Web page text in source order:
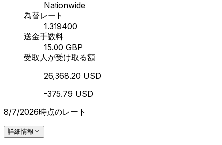
Nationwide
為替レート
1.319400
送金手数料
15.00 GBP
受取人が受け取る額
26,368.20 USD
-375.79 USD
8/7/2026時点のレート
詳細情報